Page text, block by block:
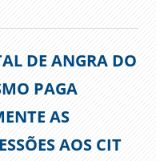
DE ANGRA DO
PAGA
AS
AOS CIT